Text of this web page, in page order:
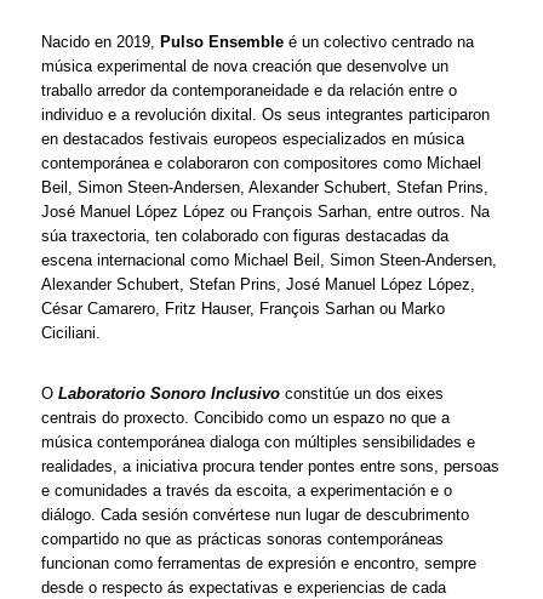
Nacido en 2019, Pulso Ensemble é un colectivo centrado na
música experimental de nova creación que desenvolve un
traballo arredor da contemporaneidade e da relación entre o
individuo e a revolución dixital. Os seus integrantes participaron
en destacados festivais europeos especializados en música
contemporánea e colaboraron con compositores como Michael
Beil, Simon Steen-Andersen, Alexander Schubert, Stefan Prins,
José Manuel López López ou François Sarhan, entre outros. Na
súa traxectoria, ten colaborado con figuras destacadas da
escena internacional como Michael Beil, Simon Steen-Andersen,
Alexander Schubert, Stefan Prins, José Manuel López López,
César Camarero, Fritz Hauser, François Sarhan ou Marko
Ciciliani.
O Laboratorio Sonoro Inclusivo constitúe un dos eixes
centrais do proxecto. Concibido como un espazo no que a
música contemporánea dialoga con múltiples sensibilidades e
realidades, a iniciativa procura tender pontes entre sons, persoas
e comunidades a través da escoita, a experimentación e o
diálogo. Cada sesión convértese nun lugar de descubrimento
compartido no que as prácticas sonoras contemporáneas
funcionan como ferramentas de expresión e encontro, sempre
desde o respecto ás expectativas e experiencias de cada